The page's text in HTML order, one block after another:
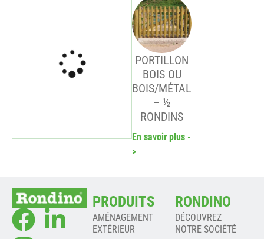
PORTILLON
BOIS OU
BOIS/MÉTAL
– ½
RONDINS
En savoir plus -
>
PRODUITS
AMÉNAGEMENT
EXTÉRIEUR
RONDINO
DÉCOUVREZ
NOTRE SOCIÉTÉ